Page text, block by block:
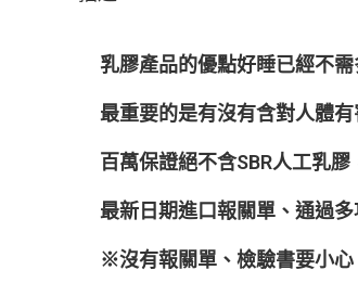
乳膠產品的優點好睡已經不
最重要的是有沒有含對人體
百萬保證絕不含SBR人工乳
最新日期進口報關單、通過
※沒有報關單、檢驗書要小